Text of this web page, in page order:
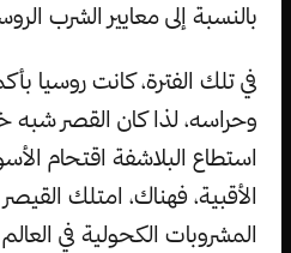
بالنسبة إلى معايير الشرب
في تلك الفترة، كانت روسيا
وحراسه، لذا كان القصر شبه
استطاع البلاشفة اقتحام
الأقبية، فهناك، امتلك
المشروبات الكحولية في